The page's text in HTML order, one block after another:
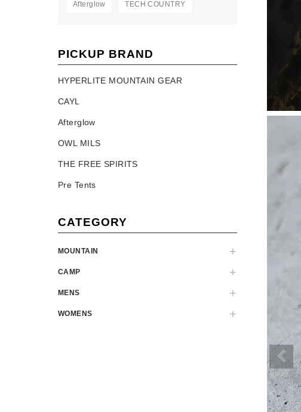
Afterglow TECH COUNTRY
PICKUP BRAND
HYPERLITE MOUNTAIN GEAR
CAYL
Afterglow
OWL MILS
THE FREE SPIRITS
Pre Tents
CATEGORY
MOUNTAIN
CAMP
MENS
WOMENS